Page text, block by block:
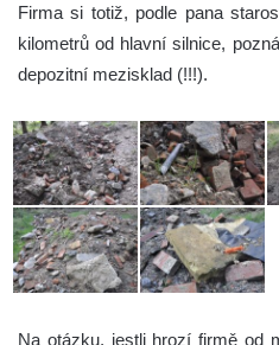
Firma si totiž, podle pana
kilometrů od hlavní silnice,
depozitní mezisklad (!!!).
Na otázku, jestli hrozí firmě od